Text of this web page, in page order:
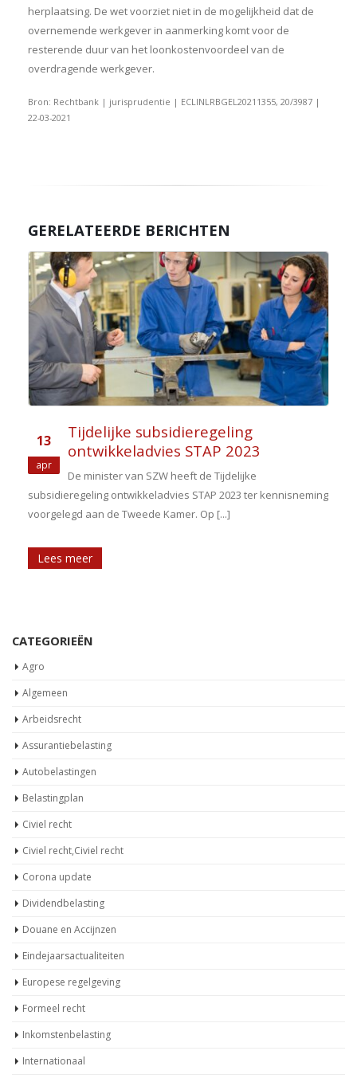
herplaatsing. De wet voorziet niet in de mogelijkheid dat de
overnemende werkgever in aanmerking komt voor de
resterende duur van het loonkostenvoordeel van de
overdragende werkgever.
Bron: Rechtbank | jurisprudentie | ECLINLRBGEL20211355, 20/3987 |
22-03-2021
GERELATEERDE BERICHTEN
13
apr
Tijdelijke subsidieregeling
ontwikkeladvies STAP 2023
De minister van SZW heeft de Tijdelijke
subsidieregeling ontwikkeladvies STAP 2023 ter kennisneming
voorgelegd aan de Tweede Kamer. Op [...]
Lees meer
CATEGORIEËN
Agro
Algemeen
Arbeidsrecht
Assurantiebelasting
Autobelastingen
Belastingplan
Civiel recht
Civiel recht,Civiel recht
Corona update
Dividendbelasting
Douane en Accijnzen
Eindejaarsactualiteiten
Europese regelgeving
Formeel recht
Inkomstenbelasting
Internationaal